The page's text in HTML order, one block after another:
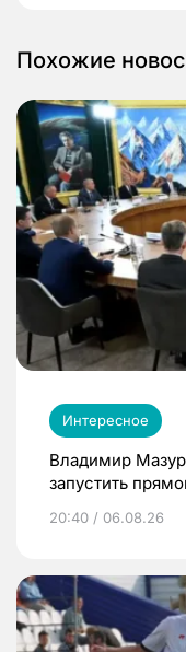
Похожие
Интересное
Владимир
запустить
20:40 / 06.08.26